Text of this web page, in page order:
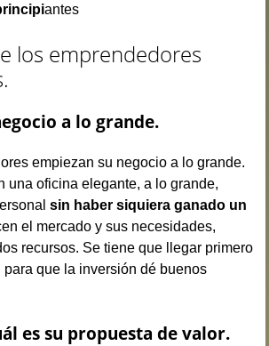
antes
los emprendedores
a lo grande.
empiezan su negocio a lo grande.
una oficina elegante, a lo grande,
sin haber siquiera ganado un
el mercado y sus necesidades,
recursos. Se tiene que llegar primero
que la inversión dé buenos
es su propuesta de valor.